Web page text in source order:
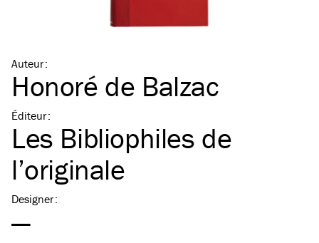
Auteur:
Honoré de Balzac
Éditeur:
Les Bibliophiles de
l’originale
Designer:
—